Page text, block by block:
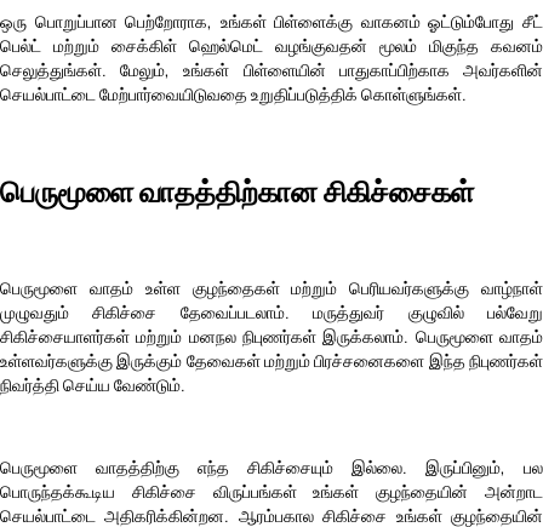
ஒரு பொறுப்பான பெற்றோராக, உங்கள் பிள்ளைக்கு வாகனம் ஓட்டும்போது சீட்
பெல்ட் மற்றும் சைக்கிள் ஹெல்மெட் வழங்குவதன் மூலம் மிகுந்த கவனம்
செலுத்துங்கள். மேலும், உங்கள் பிள்ளையின் பாதுகாப்பிற்காக அவர்களின்
செயல்பாட்டை மேற்பார்வையிடுவதை உறுதிப்படுத்திக் கொள்ளுங்கள்.
பெருமூளை வாதத்திற்கான சிகிச்சைகள்
பெருமூளை வாதம் உள்ள குழந்தைகள் மற்றும் பெரியவர்களுக்கு வாழ்நாள்
முழுவதும் சிகிச்சை தேவைப்படலாம். மருத்துவர் குழுவில் பல்வேறு
சிகிச்சையாளர்கள் மற்றும் மனநல நிபுணர்கள் இருக்கலாம். பெருமூளை வாதம்
உள்ளவர்களுக்கு இருக்கும் தேவைகள் மற்றும் பிரச்சனைகளை இந்த நிபுணர்கள்
நிவர்த்தி செய்ய வேண்டும்.
பெருமூளை வாதத்திற்கு எந்த சிகிச்சையும் இல்லை. இருப்பினும், பல
பொருந்தக்கூடிய சிகிச்சை விருப்பங்கள் உங்கள் குழந்தையின் அன்றாட
செயல்பாட்டை அதிகரிக்கின்றன. ஆரம்பகால சிகிச்சை உங்கள் குழந்தையின்